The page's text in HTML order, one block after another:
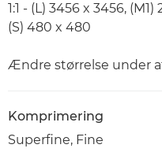
1:1 - (L) 3456 x 3456,
(S) 480 x 480
Ændre størrelse under
Komprimering
Superfine, Fine